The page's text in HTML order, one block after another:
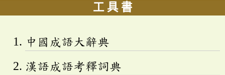
工 具 書
中國成語大辭典
漢語成語考釋詞典